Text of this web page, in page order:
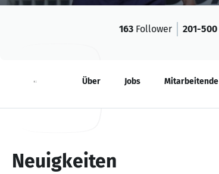
163 Follower 201-500
Neuigkeiten Über Jobs Mitarbeitende
Neuigkeiten